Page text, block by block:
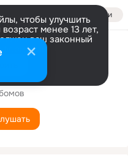
Войти
чтобы улучшить
менее 13 лет,
ваш законный
Revival